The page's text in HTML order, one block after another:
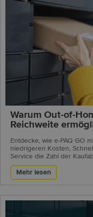
Warum Out-of-
Reichweite
Entdecke, wie e-PAQ GO
niedrigeren Kosten,
Service die Zahl der
Mehr lesen